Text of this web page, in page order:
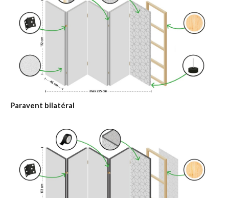
Paravent bilatéral